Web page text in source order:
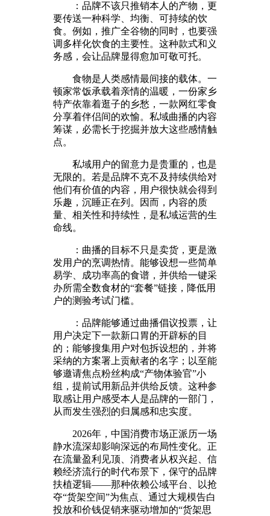
：品牌不该只推销本人的产物，更
要传送一种科学、均衡、可持续的饮
食。例如，推广全谷物的同时，也要强
调多样化饮食的主要性。这种款式和义
务感，会让品牌显得愈加可敬可托。
食物是人类感情最间接的载体。一
顿家常饭承载着亲情的温暖，一份家乡
特产依靠着逛子的乡愁，一款网红零食
分享着伴侣间的欢愉。私域曲播的内容
筹谋，必需长于挖掘并放大这些感情触
点。
私域用户的留意力是贵重的，也是
无限的。若是品牌不克不及持续供给对
他们有价值的内容，用户很快就会得到
乐趣，沉睡正在列。因而，内容的质
量、相关性和持续性，是私域运营的生
命线。
：曲播的目标不只是卖货，更是激
发用户的烹调热情。能够设想一些简单
易学、成功率高的食谱，并供给一键采
办所需全数食材的“套餐”链接，降低用
户的测验考试门槛。
：品牌能够通过曲播倡议投票，让
用户决定下一款新口胃的开辟标的目
的；能够搜集用户对包拆设想的，并将
采纳的方案署上贡献者的名字；以至能
够邀请焦点粉丝构成“产物体验官”小
组，提前试用新品并供给反馈。这种参
取感让用户感受本人是品牌的一部门，
从而发生强烈的归属感和忠实度。
2026年，中国消费市场正派历一场
静水流深却影响深远的布局性变化。正
在流量盈利见顶、消费者从权兴起、信
赖经济流行的时代布景下，保守的品牌
扶植逻辑——那种依赖公域平台、以抢
夺“货架空间”为焦点、通过大规模告白
投放和价钱促销来驱动增加的“货架思